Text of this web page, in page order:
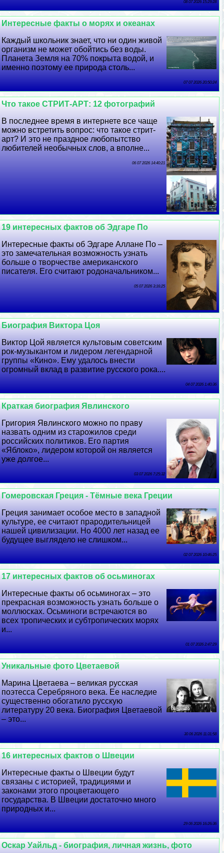
08 07 2026 15:29:28
Интересные факты о морях и океанах
Каждый школьник знает, что ни один живой
организм не может обойтись без воды.
Планета Земля на 70% покрыта водой, и
именно поэтому ее природа столь...
07 07 2026 20:50:24
Что такое СТРИТ-АРТ: 12 фотографий
В последнее время в интернете все чаще
можно встретить вопрос: что такое стрит-
арт? И это не праздное любопытство
любителей необычных слов, а вполне...
06 07 2026 14:40:21
19 интересных фактов об Эдгаре По
Интересные факты об Эдгаре Аллане По –
это замечательная возможность узнать
больше о творчестве американского
писателя. Его считают родоначальником...
05 07 2026 3:16:25
Биография Виктора Цоя
Виктор Цой является культовым советским
рок-музыкантом и лидером легендарной
группы «Кино». Ему удалось внести
огромный вклад в развитие русского рока....
04 07 2026 1:40:36
Краткая биография Явлинского
Григория Явлинского можно по праву
назвать одним из старожилов среди
российских политиков. Его партия
«Яблоко», лидером которой он является
уже долгое...
03 07 2026 7:25:32
Гомеровская Греция - Тёмные века Греции
Греция занимает особое место в западной
культуре, ее считают прародительницей
нашей цивилизации. Но 4000 лет назад ее
будущее выглядело не слишком...
02 07 2026 10:46:25
17 интересных фактов об осьминогах
Интересные факты об осьминогах – это
прекрасная возможность узнать больше о
моллюсках. Осьминоги встречаются во
всех тропических и субтропических морях
и...
01 07 2026 2:47:29
Уникальные фото Цветаевой
Марина Цветаева – великая русская
поэтесса Серебряного века. Ее наследие
существенно обогатило русскую
литературу 20 века. Биография Цветаевой
– это...
30 06 2026 11:31:58
16 интересных фактов о Швеции
Интересные факты о Швеции будут
связаны с историей, традициями и
законами этого процветающего
государства. В Швеции достаточно много
природных и...
29 06 2026 16:26:36
Оскар Уайльд - биография, личная жизнь, фото